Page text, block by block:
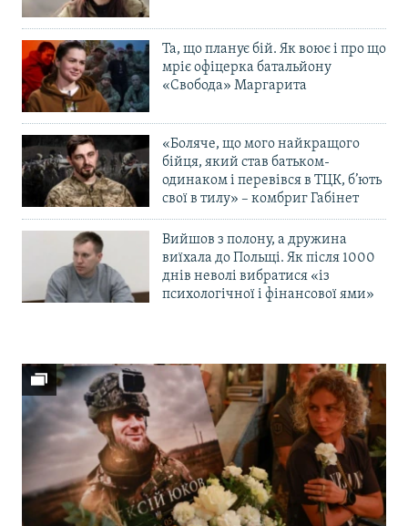
Та, що планує бій. Як воює і про що
мріє офіцерка батальйону
«Свобода» Маргарита
«Боляче, що мого найкращого
бійця, який став батьком-
одинаком і перевівся в ТЦК, б’ють
свої в тилу» – комбриг Габінет
Вийшов з полону, а дружина
виїхала до Польщі. Як після 1000
днів неволі вибратися «із
психологічної і фінансової ями»